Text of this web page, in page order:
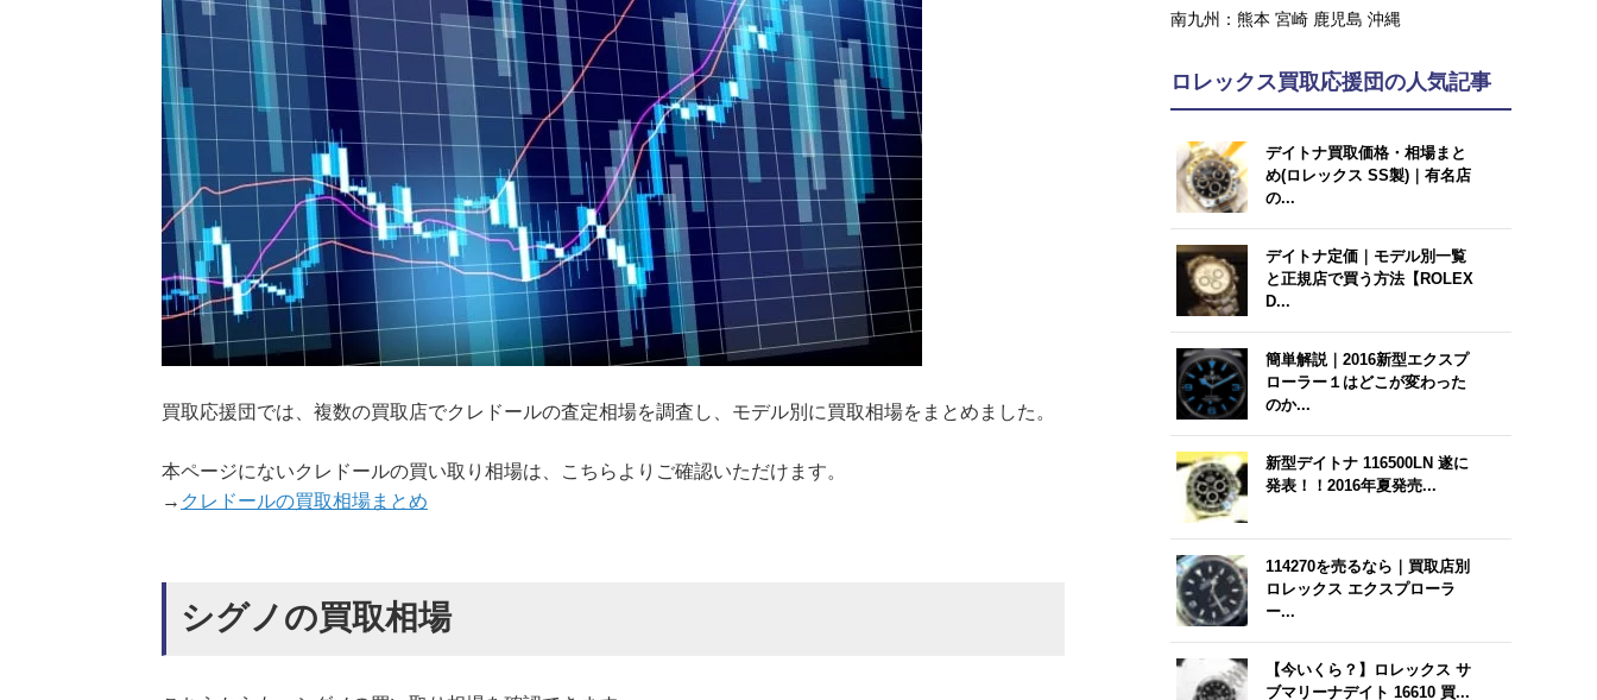
買取応援団では、複数の買取店でクレドールの査定相場を調査し、モデル別に買取相場をまとめました。
本ページにないクレドールの買い取り相場は、こちらよりご確認いただけます。
→ クレドールの買取相場まとめ
シグノの買取相場
南九州： 熊本 宮崎 鹿児島 沖縄
ロレックス買取応援団の人気記事
デイトナ買取価格・相場まと
め(ロレックス SS製)｜有名店
の...
デイトナ定価｜モデル別一覧
と正規店で買う方法【ROLEX
D...
簡単解説｜2016新型エクスプ
ローラー１はどこが変わった
のか...
新型デイトナ 116500LN 遂に
発表！！2016年夏発売...
114270を売るなら｜買取店別
ロレックス エクスプローラ
ー...
【今いくら？】ロレックス サ
ブマリーナデイト 16610 買...